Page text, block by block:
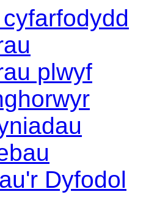
plwyf
Dyfodol
14:00
14:00
14:00
10:00
14:00
10:0010:30
14:00
14:00
14:00
14:00
14:00
14:00
10:00